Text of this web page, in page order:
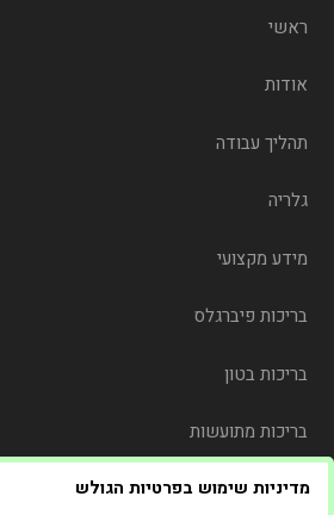
מדיניות שימוש בפרטיות הגולש
ראשי
אודות
תהליך עבודה
גלריה
מידע מקצועי
בריכות פיברגלס
בריכות בטון
בריכות מתועשות
משלוח